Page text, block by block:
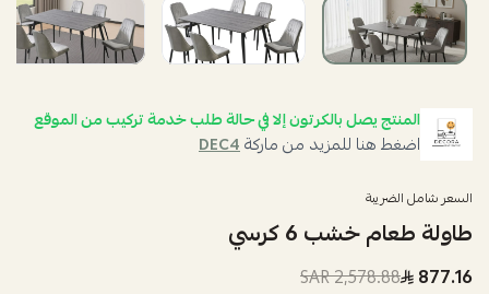
المنتج يصل بالكرتون إلا في حالة طلب خدمة تركيب من الموقع
اضغط هنا للمزيد من ماركةDEC4
السعر شامل الضريبة
طاولة طعام خشب 6 كرسي
877.16
2,578.88 SAR